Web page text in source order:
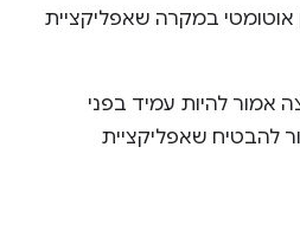
במקרה שאפליקציית
אמור להיות עמיד בפני
להבטיח שאפליקציית